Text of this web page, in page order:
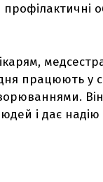
працюють у
і дає надію